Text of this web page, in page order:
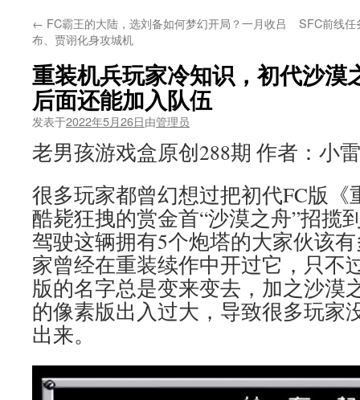
← FC霸王的大陆，选刘备如何梦幻开局？一月收吕
布、贾诩化身攻城机
SFC前线
重装机兵玩家冷知识，初代沙漠
后面还能加入队伍
发表于2022年5月26日由管理员
老男孩游戏盒原创288期 作者：小雷
很多玩家都曾幻想过把初代FC版《
酷毙狂拽的赏金首“沙漠之舟”招揽
驾驶这辆拥有5个炮塔的大家伙该
家曾经在重装续作中开过它，只不
版的名字总是变来变去，加之沙漠
的像素版出入过大，导致很多玩家
出来。